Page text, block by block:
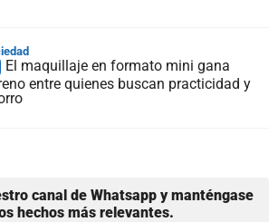
El maquillaje en formato mini gana
entre quienes buscan practicidad y
canal de Whatsapp y manténgase
hechos más relevantes.